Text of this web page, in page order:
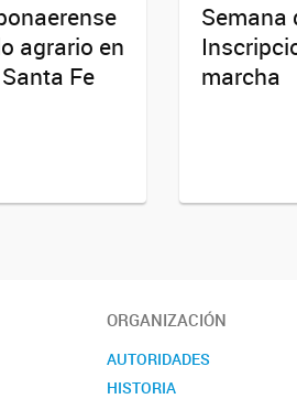
agrario en
Fe
Semana
marcha
ORGANIZACIÓN
AUTORIDADES
HISTORIA